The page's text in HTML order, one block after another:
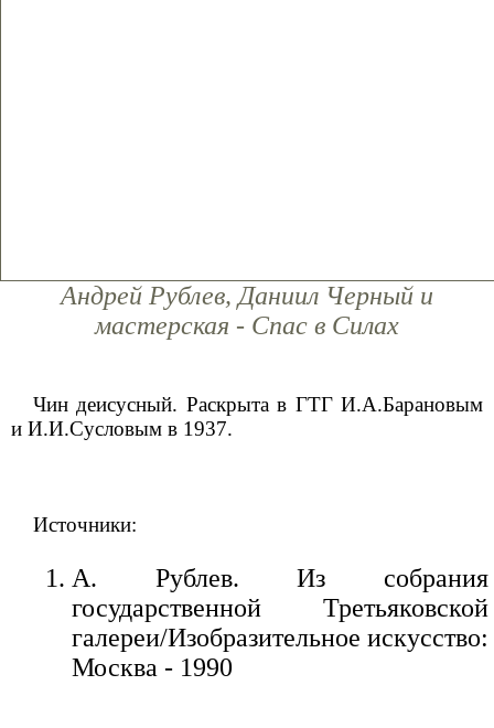
Андрей Рублев, Даниил Черный и
мастерская - Спас в Силах
Чин деисусный. Раскрыта в ГТГ И.А.Барановым
и И.И.Сусловым в 1937.
Источники:
А. Рублев. Из собрания
государственной Третьяковской
галереи/Изобразительное искусство:
Москва - 1990